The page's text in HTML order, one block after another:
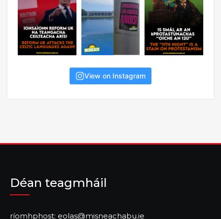
View on Instagram
Déan teagmháil
ríomhphost: eolas@misneachabu.ie